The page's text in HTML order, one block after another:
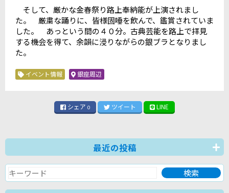
そして、厳かな金春祭り路上奉納能が上演されまし
た。 厳粛な踊りに、皆様固唾を飲んで、鑑賞されていま
した。 あっという間の４０分。古典芸能を路上で拝見
する機会を得て、余韻に浸りながらの銀ブラとなりまし
た。
イベント情報 銀座周辺
シェア 0 ツイート LINE
最近の投稿